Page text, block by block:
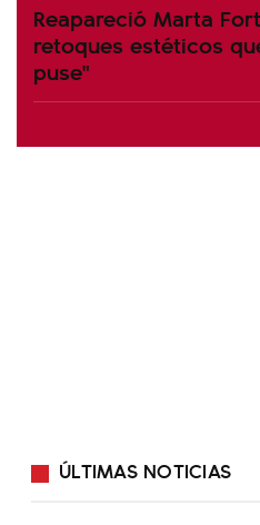
Reapareció Marta
retoques estéticos
puse"
ÚLTIMAS NOTICIAS